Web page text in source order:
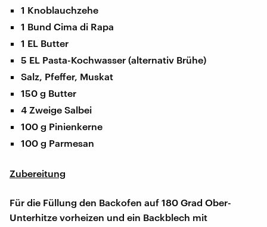
1 Knoblauchzehe
1 Bund Cima di Rapa
1 EL Butter
5 EL Pasta-Kochwasser (alternativ Brühe)
Salz, Pfeffer, Muskat
150 g Butter
4 Zweige Salbei
100 g Pinienkerne
100 g Parmesan
Zubereitung
Für die Füllung den Backofen auf 180 Grad Ober-
Unterhitze vorheizen und ein Backblech mit